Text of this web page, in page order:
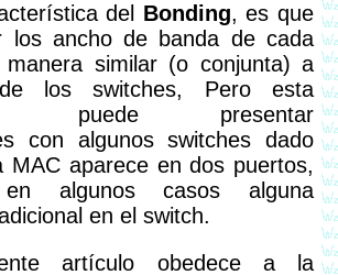
del Bonding, es que
los ancho de banda de cada
similar (o conjunta) a
los switches, Pero esta
puede presentar
con algunos switches dado
MAC aparece en dos puertos,
en algunos casos alguna
en el switch.